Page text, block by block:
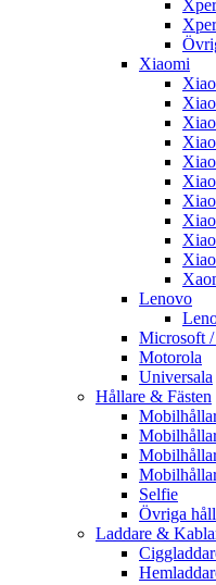
Xiaomi
Lenovo
Microsoft
Motorola
Universala
Hållare & Fästen
Selfie
Övriga
Laddare &